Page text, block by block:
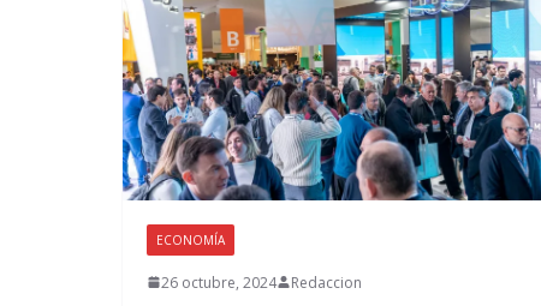
ECONOMÍA
26 octubre, 2024 Redaccion